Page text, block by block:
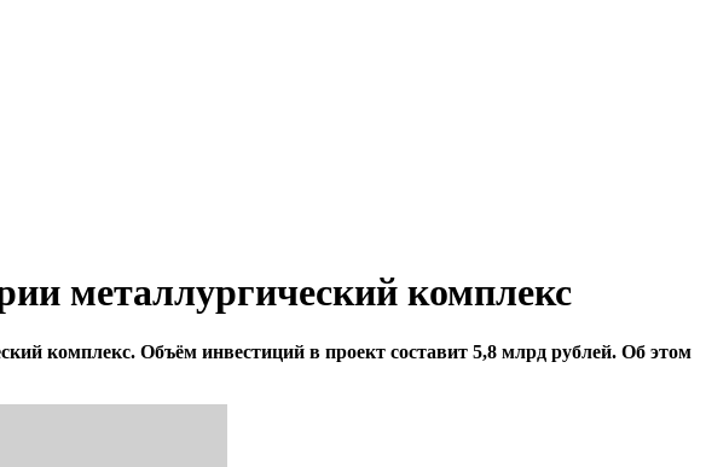
металлургический комплекс
комплекс. Объём инвестиций в проект составит 5,8 млрд рублей. Об этом